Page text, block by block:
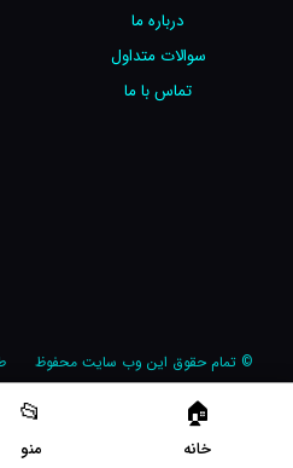
خانه منو
درباره ما
سوالات متداول
تماس با ما
© تمام حقوق این وب سایت محفوظ